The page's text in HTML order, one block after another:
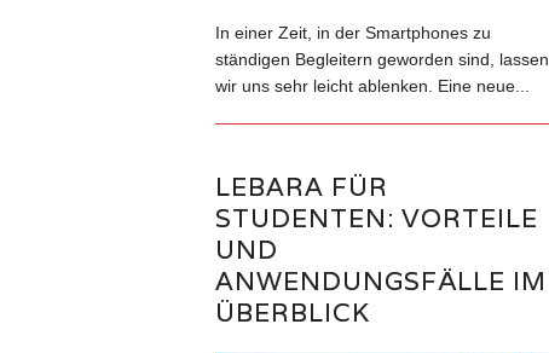
In einer Zeit, in der Smartphones zu
ständigen Begleitern geworden sind, lassen
wir uns sehr leicht ablenken. Eine neue...
LEBARA FÜR
STUDENTEN: VORTEILE
UND
ANWENDUNGSFÄLLE IM
ÜBERBLICK